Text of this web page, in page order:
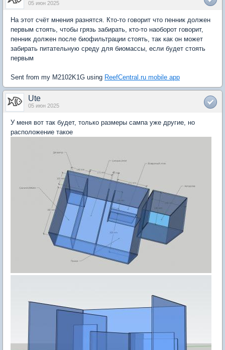
05 июн 2025
На этот счёт мнения разнятся. Кто-то говорит что пенник должен
первым стоять, чтобы грязь забирать, кто-то наоборот говорит,
пенник должен после биофильтрации стоять, так как он может
забирать питательную среду для биомассы, если будет стоять
первым
Sent from my M2102K1G using ReefCentral.ru mobile app
Ute
05 июн 2025
У меня вот так будет, только размеры сампа уже другие, но
расположение такое